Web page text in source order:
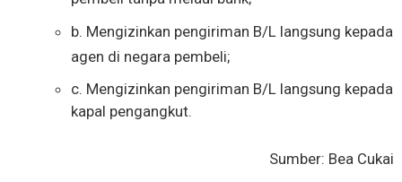
b. Mengizinkan pengiriman B/L langsung kepada
agen di negara pembeli;
c. Mengizinkan pengiriman B/L langsung kepada
kapal pengangkut.
Sumber: Bea Cukai